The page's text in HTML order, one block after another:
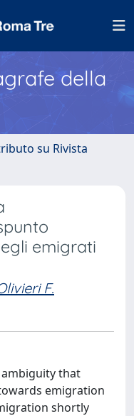
della
su Rivista
emigrati
F.
ambiguity that
emigration
shortly